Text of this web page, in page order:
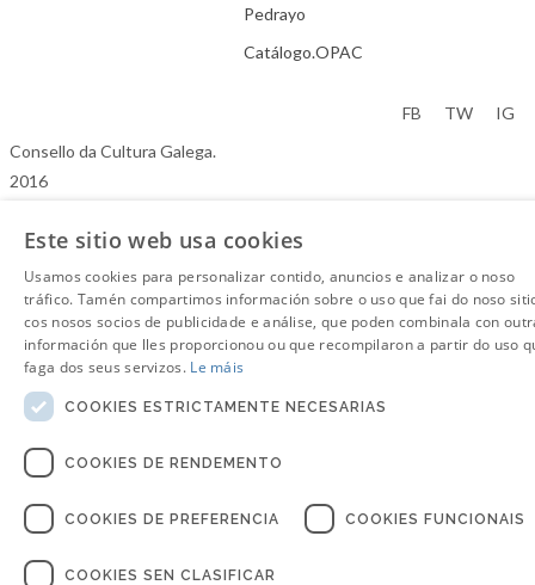
Pedrayo
Catálogo.OPAC
Consello da Cultura Galega.
2016
FB TW IG
Este sitio web usa cookies
Usamos cookies para personalizar contido, anuncios e analizar o noso
tráfico. Tamén compartimos información sobre o uso que fai do noso
cos nosos socios de publicidade e análise, que poden combinala con
información que lles proporcionou ou que recompilaron a partir do uso
faga dos seus servizos. Le máis
COOKIES ESTRICTAMENTE NECESARIAS
COOKIES DE RENDEMENTO
COOKIES DE PREFERENCIA COOKIES FUNCIONAIS
COOKIES SEN CLASIFICAR